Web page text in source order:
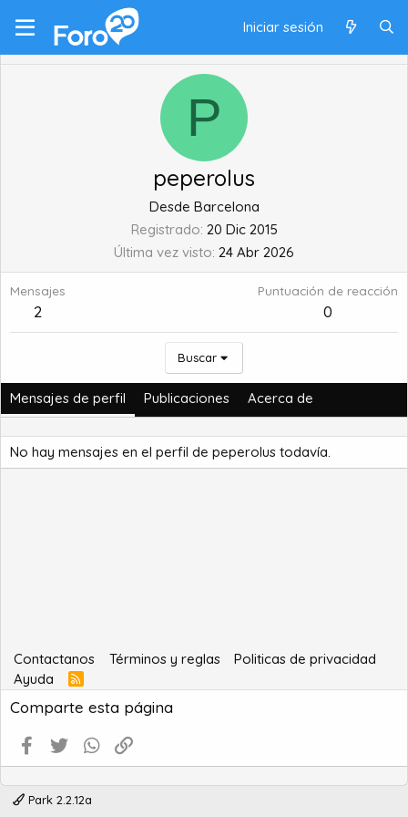
Iniciar sesión
P
peperolus
Desde Barcelona
Registrado 20 Dic 2015
Última vez visto 24 Abr 2026
Mensajes
2
Puntuación de reacción
0
Buscar
Mensajes de perfil Publicaciones Acerca de
No hay mensajes en el perfil de peperolus todavía.
Contactanos Términos y reglas
Politicas de privacidad
Ayuda
R
S
S
Comparte esta página
Facebook
Twitter WhatsApp
Park 2.2.12a